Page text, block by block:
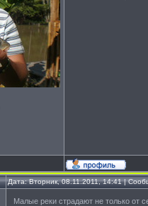
Дата: Вторник, 08.11.2011, 14:41 |
Малые реки страдают не только от